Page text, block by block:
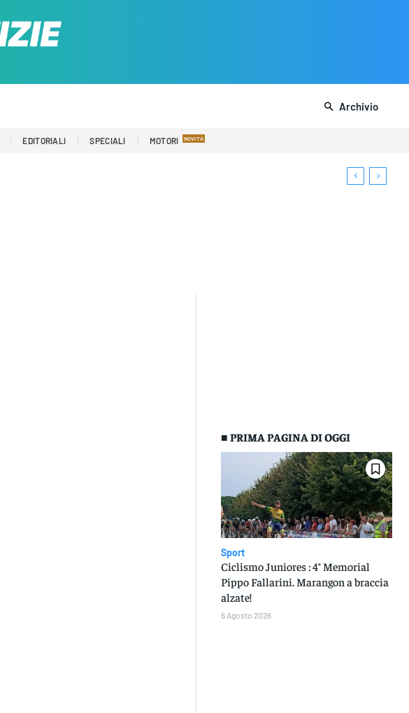
Archivio
EDITORIALI SPECIALI MOTORI
■ PRIMA PAGINA DI OGGI
Sport
Ciclismo Juniores : 4° Memorial
Pippo Fallarini. Marangon a braccia
alzate!
6 Agosto 2026